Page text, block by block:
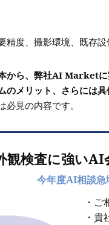
精度、撮影環境、既存
から、弊社AI Market
のメリット、さらには
見の内容です。
観検査に強いAI
今年度AI相談急
・
・